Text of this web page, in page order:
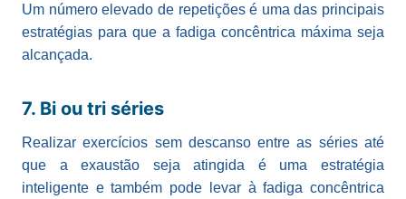
Um número elevado de repetições é uma das principais
estratégias para que a fadiga concêntrica máxima seja
alcançada.
7. Bi ou tri séries
Realizar exercícios sem descanso entre as séries até
que a exaustão seja atingida é uma estratégia
inteligente e também pode levar à fadiga concêntrica